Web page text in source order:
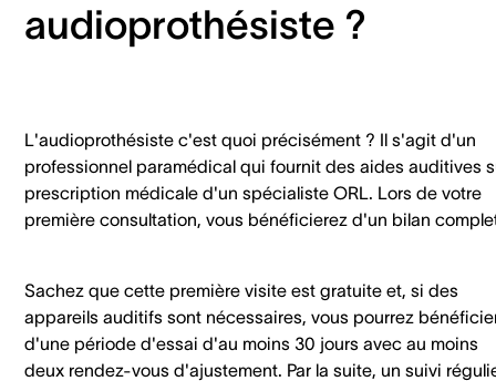
audioprothésiste ?
L'audioprothésiste c'est quoi précisément ? Il s'agit d'un
professionnel paramédical qui fournit des aides auditives
prescription médicale d'un spécialiste ORL. Lors de votre
première consultation, vous bénéficierez d'un bilan
Sachez que cette première visite est gratuite et, si des
appareils auditifs sont nécessaires, vous pourrez
d'une période d'essai d'au moins 30 jours avec au moins
deux rendez-vous d'ajustement. Par la suite, un suivi